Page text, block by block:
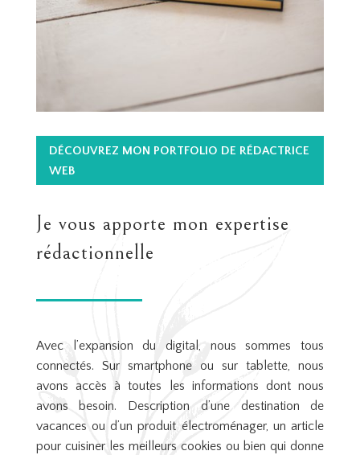
DÉCOUVREZ MON PORTFOLIO DE RÉDACTRICE
WEB
Je vous apporte mon expertise
rédactionnelle
Avec l’expansion du digital, nous sommes tous
connectés. Sur smartphone ou sur tablette, nous
avons accès à toutes les informations dont nous
avons besoin. Description d’une destination de
vacances ou d’un produit électroménager, un article
pour cuisiner les meilleurs cookies ou bien qui donne